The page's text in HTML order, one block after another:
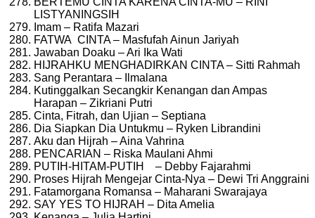
LISTYANINGSIH
Imam – Ratifa Mazari
FATWA CINTA – Masfufah Ainun Jariyah
Jawaban Doaku – Ari Ika Wati
HIJRAHKU MENGHADIRKAN CINTA – Sitti Rahmah
Sang Perantara – Ilmalana
Kutinggalkan Secangkir Kenangan dan Ampas
Harapan – Zikriani Putri
Cinta, Fitrah, dan Ujian – Septiana
Dia Siapkan Dia Untukmu – Ryken Librandini
Aku dan Hijrah – Aina Vahrina
PENCARIAN – Riska Maulani Ahmi
PUTIH-HITAM-PUTIH – Debby Fajarahmi
Proses Hijrah Mengejar Cinta-Nya – Dewi Tri Anggraini
Fatamorgana Romansa – Maharani Swarajaya
SAY YES TO HIJRAH – Dita Amelia